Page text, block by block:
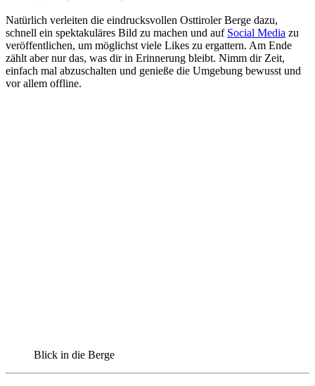
Natürlich verleiten die eindrucksvollen Osttiroler Berge dazu,
schnell ein spektakuläres Bild zu machen und auf Social Media zu
veröffentlichen, um möglichst viele Likes zu ergattern. Am Ende
zählt aber nur das, was dir in Erinnerung bleibt. Nimm dir Zeit,
einfach mal abzuschalten und genieße die Umgebung bewusst und
vor allem offline.
Blick in die Berge